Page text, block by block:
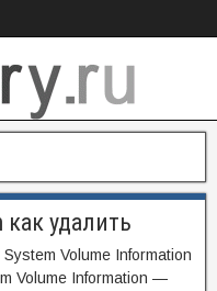
удалить
System Volume Information
Volume Information —